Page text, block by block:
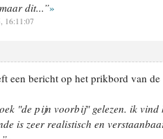
dit...”»
16:11:07
een bericht op het prikbord van
"de pijn voorbij" gelezen. ik vind
is zeer realistisch en